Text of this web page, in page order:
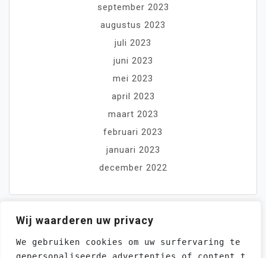
Wij waarderen uw privacy
We gebruiken cookies om uw surfervaring te
september 2023
augustus 2023
juli 2023
juni 2023
mei 2023
april 2023
maart 2023
februari 2023
januari 2023
december 2022